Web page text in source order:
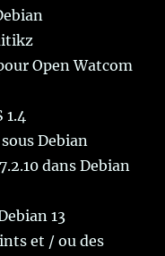
Open Watcom
1.4
Debian
dans Debian
13
et / ou des